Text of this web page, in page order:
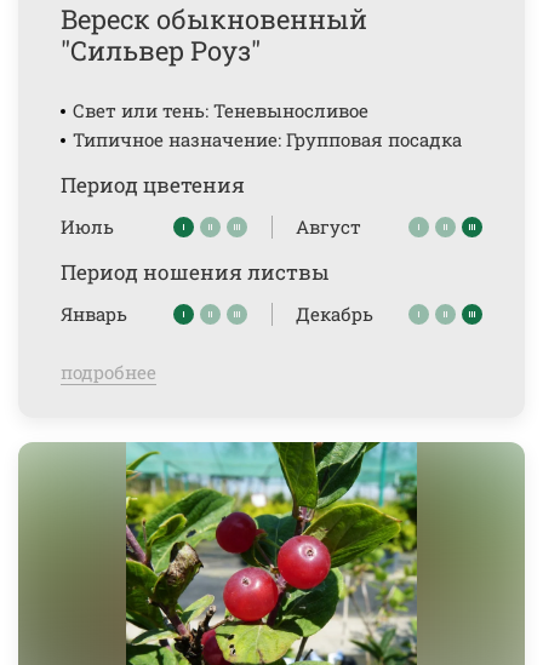
Вереск обыкновенный
"Сильвер Роуз"
Свет или тень: Теневыносливое
Типичное назначение: Групповая посадка
Период цветения
Июль Август
Период ношения листвы
Январь Декабрь
подробнее